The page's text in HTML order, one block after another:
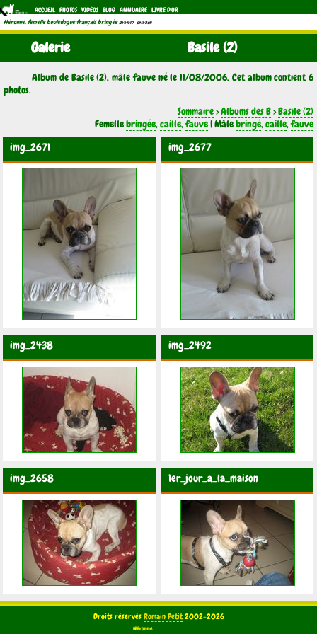
ACCUEIL PHOTOS VIDÉOS BLOG ANNUAIRE LIVRE D'OR
Néronne, femelle bouledogue français bringée (21/11/1997 - 04/11/2011)
Galerie Basile (2)
Album de Basile (2), mâle fauve né le 11/08/2006. Cet album contient 6
photos.
Sommaire>Albums des B>Basile (2)
Femellebringée,caille,fauve| Mâlebringé,caille,fauve
img_2671 img_2677
img_2438 img_2492
img_2658 1er_jour_a_la_maison
Droits réservés Romain Petit2002-2026
Néronne